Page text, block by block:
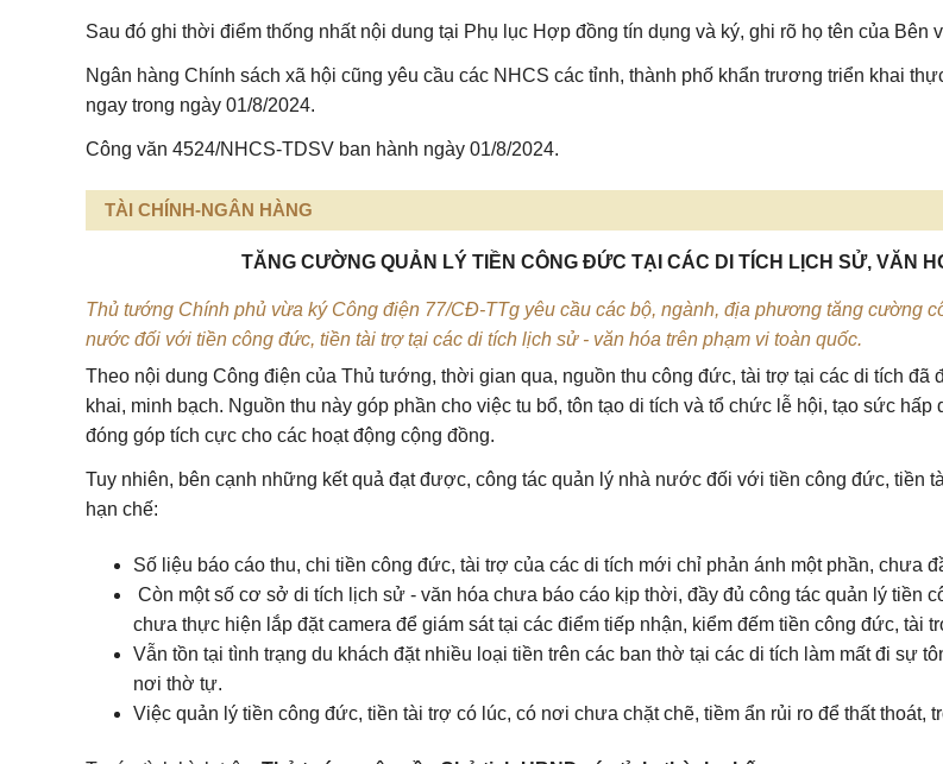
Sau đó ghi thời điểm thống nhất nội dung tại Phụ lục Hợp đồng tín dụng và ký, ghi rõ họ tên của Bên
Ngân hàng Chính sách xã hội cũng yêu cầu các NHCS các tỉnh, thành phố khẩn trương triển khai
ngay trong ngày 01/8/2024.
Công văn 4524/NHCS-TDSV ban hành ngày 01/8/2024.
TÀI CHÍNH-NGÂN HÀNG
TĂNG CƯỜNG QUẢN LÝ TIỀN CÔNG ĐỨC TẠI CÁC DI TÍCH LỊCH SỬ, VĂN
Thủ tướng Chính phủ vừa ký Công điện 77/CĐ-TTg yêu cầu các bộ, ngành, địa phương tăng cường
nước đối với tiền công đức, tiền tài trợ tại các di tích lịch sử - văn hóa trên phạm vi toàn quốc.
Theo nội dung Công điện của Thủ tướng, thời gian qua, nguồn thu công đức, tài trợ tại các di tích đã
khai, minh bạch. Nguồn thu này góp phần cho việc tu bổ, tôn tạo di tích và tổ chức lễ hội, tạo sức hấp
đóng góp tích cực cho các hoạt động cộng đồng.
Tuy nhiên, bên cạnh những kết quả đạt được, công tác quản lý nhà nước đối với tiền công đức, tiền
hạn chế:
Số liệu báo cáo thu, chi tiền công đức, tài trợ của các di tích mới chỉ phản ánh một phần, chưa
Còn một số cơ sở di tích lịch sử - văn hóa chưa báo cáo kịp thời, đầy đủ công tác quản lý tiền
chưa thực hiện lắp đặt camera để giám sát tại các điểm tiếp nhận, kiểm đếm tiền công đức, tài
Vẫn tồn tại tình trạng du khách đặt nhiều loại tiền trên các ban thờ tại các di tích làm mất đi sự
nơi thờ tự.
Việc quản lý tiền công đức, tiền tài trợ có lúc, có nơi chưa chặt chẽ, tiềm ẩn rủi ro để thất thoát,